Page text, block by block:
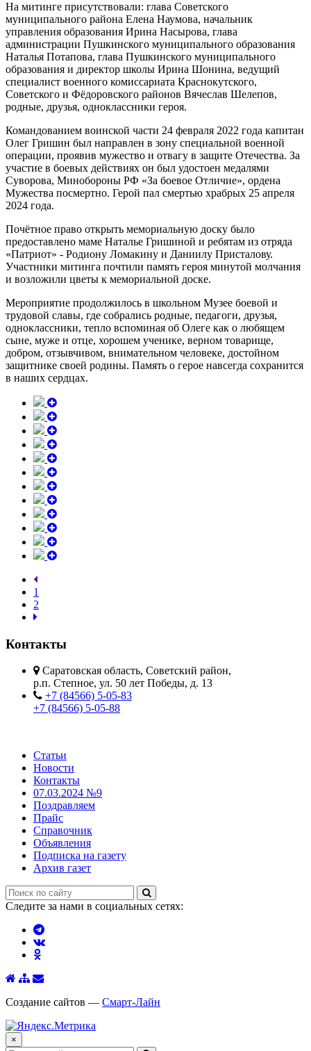
На митинге присутствовали: глава Советского
муниципального района Елена Наумова, начальник
управления образования Ирина Насырова, глава
администрации Пушкинского муниципального образования
Наталья Потапова, глава Пушкинского муниципального
образования и директор школы Ирина Шонина, ведущий
специалист военного комиссариата Краснокутского,
Советского и Фёдоровского районов Вячеслав Шелепов,
родные, друзья, одноклассники героя.
Командованием воинской части 24 февраля 2022 года капитан
Олег Гришин был направлен в зону специальной военной
операции, проявив мужество и отвагу в защите Отечества. За
участие в боевых действиях он был удостоен медалями
Суворова, Минобороны РФ «За боевое Отличие», ордена
Мужества посмертно. Герой пал смертью храбрых 25 апреля
2024 года.
Почётное право открыть мемориальную доску было
предоставлено маме Наталье Гришиной и ребятам из отряда
«Патриот» - Родиону Ломакину и Даниилу Присталову.
Участники митинга почтили память героя минутой молчания
и возложили цветы к мемориальной доске.
Мероприятие продолжилось в школьном Музее боевой и
трудовой славы, где собрались родные, педагоги, друзья,
одноклассники, тепло вспоминая об Олеге как о любящем
сыне, муже и отце, хорошем ученике, верном товарище,
добром, отзывчивом, внимательном человеке, достойном
защитнике своей родины. Память о герое навсегда сохранится
в наших сердцах.
1
2
Контакты
Саратовская область, Советский район,
р.п. Степное, ул. 50 лет Победы, д. 13
+7 (84566) 5-05-83
+7 (84566) 5-05-88
Статьи
Новости
Контакты
07.03.2024 №9
Поздравляем
Прайс
Справочник
Объявления
Подписка на газету
Архив газет
Следите за нами в социальных сетях:
Создание сайтов — Смарт-Лайн
×